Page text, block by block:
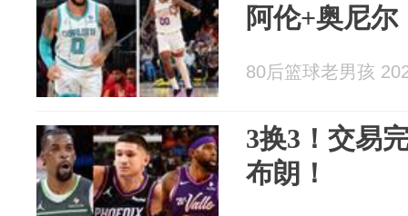
阿伦+奥尼
80后篮球老男孩
3换3！交易
布朗！